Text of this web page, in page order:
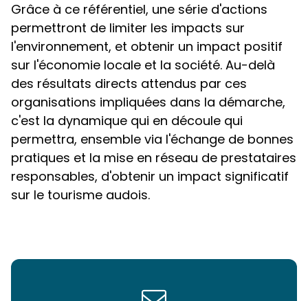
Grâce à ce référentiel, une série d'actions
permettront de limiter les impacts sur
l'environnement, et obtenir un impact positif
sur l'économie locale et la société. Au-delà
des résultats directs attendus par ces
organisations impliquées dans la démarche,
c'est la dynamique qui en découle qui
permettra, ensemble via l'échange de bonnes
pratiques et la mise en réseau de prestataires
responsables, d'obtenir un impact significatif
sur le tourisme audois.